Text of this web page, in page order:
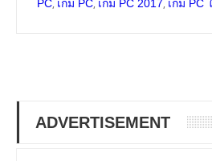
PC เกม PC เกม PC 2017 เกม PC
ADVERTISEMENT